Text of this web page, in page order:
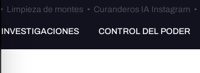
• Limpieza de montes• Curanderos IA Instagram •
INVESTIGACIONES CONTROL DEL PODER